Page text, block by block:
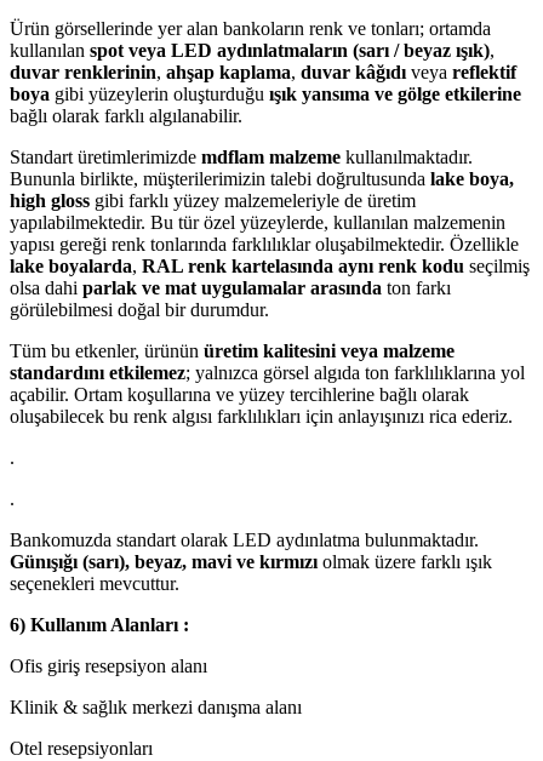
Ürün görsellerinde yer alan bankoların renk ve tonları; ortamda
kullanılan spot veya LED aydınlatmaların (sarı / beyaz ışık),
duvar renklerinin, ahşap kaplama, duvar kâğıdı veya reflektif
boya gibi yüzeylerin oluşturduğu ışık yansıma ve gölge etkilerine
bağlı olarak farklı algılanabilir.
Standart üretimlerimizde mdflam malzeme kullanılmaktadır.
Bununla birlikte, müşterilerimizin talebi doğrultusunda lake boya,
high gloss gibi farklı yüzey malzemeleriyle de üretim
yapılabilmektedir. Bu tür özel yüzeylerde, kullanılan malzemenin
yapısı gereği renk tonlarında farklılıklar oluşabilmektedir. Özellikle
lake boyalarda, RAL renk kartelasında aynı renk kodu seçilmiş
olsa dahi parlak ve mat uygulamalar arasında ton farkı
görülebilmesi doğal bir durumdur.
Tüm bu etkenler, ürünün üretim kalitesini veya malzeme
standardını etkilemez; yalnızca görsel algıda ton farklılıklarına yol
açabilir. Ortam koşullarına ve yüzey tercihlerine bağlı olarak
oluşabilecek bu renk algısı farklılıkları için anlayışınızı rica ederiz.
.
.
Bankomuzda standart olarak LED aydınlatma bulunmaktadır.
Günışığı (sarı), beyaz, mavi ve kırmızı olmak üzere farklı ışık
seçenekleri mevcuttur.
6) Kullanım Alanları :
Ofis giriş resepsiyon alanı
Klinik & sağlık merkezi danışma alanı
Otel resepsiyonları